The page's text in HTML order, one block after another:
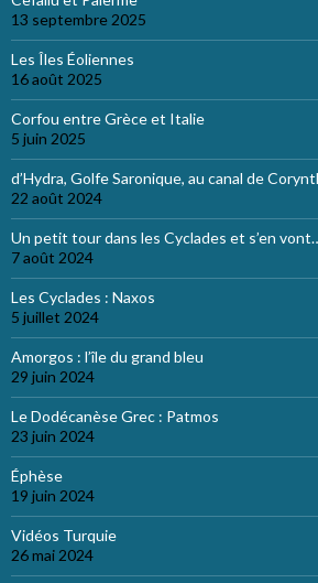
13 septembre 2025
Les Îles Éoliennes
16 août 2025
Corfou entre Grèce et Italie
5 juin 2025
d’Hydra, Golfe Saronique, au canal de
22 août 2024
Un petit tour dans les Cyclades et s’en
7 août 2024
Les Cyclades : Naxos
5 juillet 2024
Amorgos : l’île du grand bleu
29 juin 2024
Le Dodécanèse Grec : Patmos
23 juin 2024
Éphèse
19 juin 2024
Vidéos Turquie
26 mai 2024